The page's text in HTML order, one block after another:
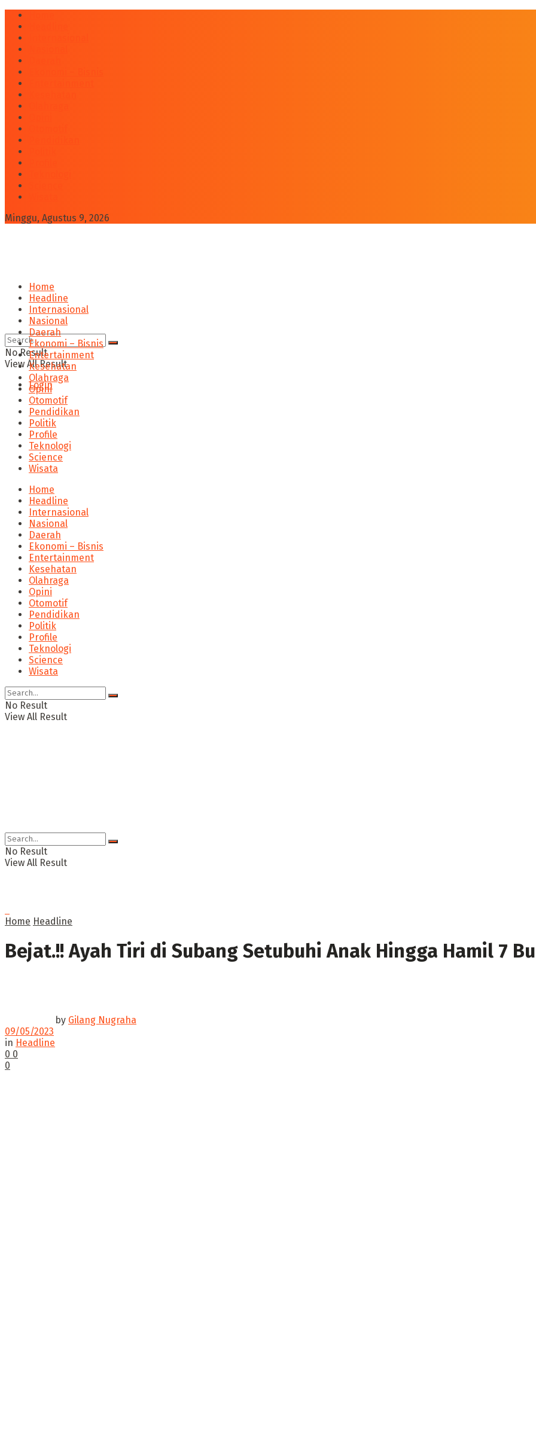
Minggu, Agustus 9, 2026
No Result
View All Result
Login
Home
Headline
Internasional
Nasional
Daerah
Ekonomi – Bisnis
Entertainment
Kesehatan
Olahraga
Opini
Otomotif
Pendidikan
Politik
Profile
Teknologi
Science
Wisata
Home
Headline
Internasional
Nasional
Daerah
Ekonomi – Bisnis
Entertainment
Kesehatan
Olahraga
Opini
Otomotif
Pendidikan
Politik
Profile
Teknologi
Science
Wisata
No Result
View All Result
No Result
View All Result
Home Headline
Bejat.!! Ayah Tiri di Subang Setubuhi Anak Hingga Hamil 7
by Gilang Nugraha
09/05/2023
in Headline
0 0
0